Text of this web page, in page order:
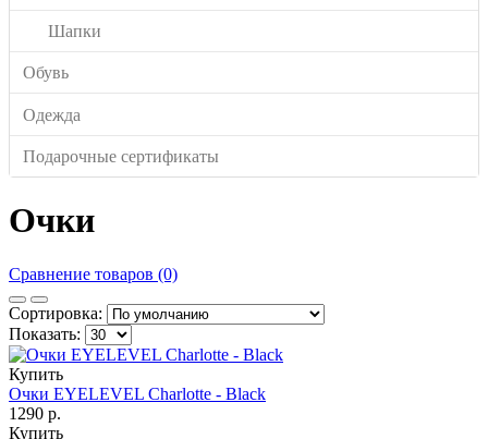
Шапки
Обувь
Одежда
Подарочные сертификаты
Очки
Сравнение товаров (0)
Сортировка:
Показать:
Купить
Очки EYELEVEL Charlotte - Black
1290 р.
Купить